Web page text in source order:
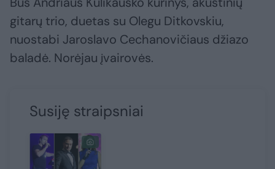
gitarų trio, duetas su Olegu Ditkovskiu,
nuostabi Jaroslavo Cechanovičiaus džiazo
baladė. Norėjau įvairovės.
Susiję straipsniai